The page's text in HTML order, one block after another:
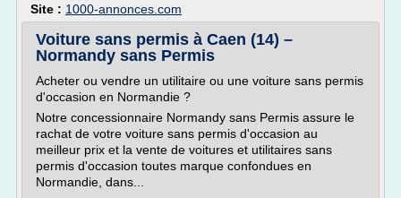
Site : 1000-annonces.com
Voiture sans permis à Caen (14) –
Normandy sans Permis
Acheter ou vendre un utilitaire ou une voiture sans permis
d'occasion en Normandie ?
Notre concessionnaire Normandy sans Permis assure le
rachat de votre voiture sans permis d'occasion au
meilleur prix et la vente de voitures et utilitaires sans
permis d'occasion toutes marque confondues en
Normandie, dans...